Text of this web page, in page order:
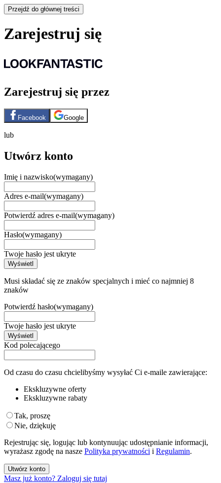
Przejdź do głównej treści
Zarejestruj się
Zarejestruj się przez
Facebook Google
lub
Utwórz konto
Imię i nazwisko(wymagany)
Adres e-mail(wymagany)
Potwierdź adres e-mail(wymagany)
Hasło(wymagany)
Twoje hasło jest ukryte
Wyświetl
Musi składać się ze znaków specjalnych i mieć co najmniej 8
znaków
Potwierdź hasło(wymagany)
Twoje hasło jest ukryte
Wyświetl
Kod polecającego
Od czasu do czasu chcielibyśmy wysyłać Ci e-maile zawierające:
Ekskluzywne oferty
Ekskluzywne rabaty
Tak, proszę
Nie, dziękuję
Rejestrując się, logując lub kontynuując udostępnianie informacji,
wyrażasz zgodę na nasze Polityka prywatności i Regulamin.
Utwórz konto
Masz już konto? Zaloguj się tutaj